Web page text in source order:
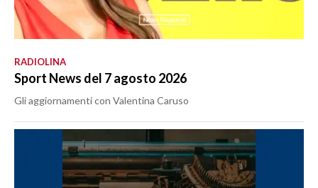
RADIOLINA
Sport News del 7 agosto 2026
Gli aggiornamenti con Valentina Caruso